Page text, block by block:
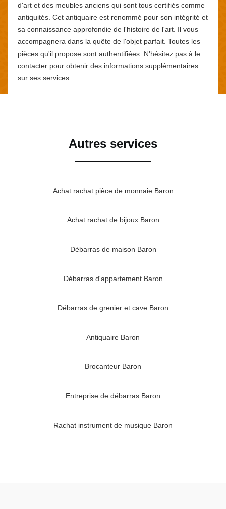
d'art et des meubles anciens qui sont tous certifiés comme
antiquités. Cet antiquaire est renommé pour son intégrité et
sa connaissance approfondie de l'histoire de l'art. Il vous
accompagnera dans la quête de l'objet parfait. Toutes les
pièces qu'il propose sont authentifiées. N'hésitez pas à le
contacter pour obtenir des informations supplémentaires
sur ses services.
Autres services
Achat rachat pièce de monnaie Baron
Achat rachat de bijoux Baron
Débarras de maison Baron
Débarras d'appartement Baron
Débarras de grenier et cave Baron
Antiquaire Baron
Brocanteur Baron
Entreprise de débarras Baron
Rachat instrument de musique Baron